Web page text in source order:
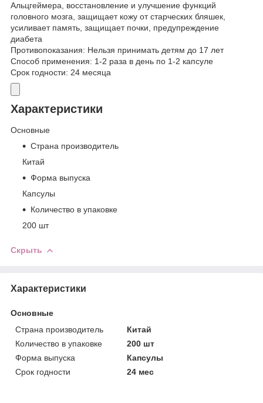
Альцгеймера, восстановление и улучшение функций
головного мозга, защищает кожу от старческих бляшек,
усиливает память, защищает почки, предупреждение
диабета
Противопоказания: Нельзя принимать детям до 17 лет
Способ применения: 1-2 раза в день по 1-2 капсуле
Срок годности: 24 месяца
Характеристики
Основные
Страна производитель
Китай
Форма выпуска
Капсулы
Количество в упаковке
200 шт
Скрыть
Характеристики
Основные
Страна производитель
Китай
Количество в упаковке
200 шт
Форма выпуска
Капсулы
Срок годности
24 мес